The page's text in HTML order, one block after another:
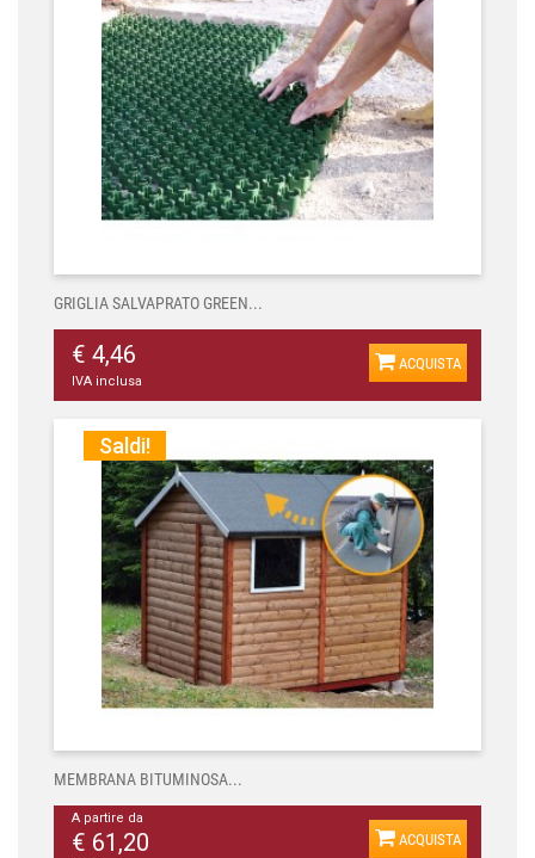
GRIGLIA SALVAPRATO GREEN...
€ 4,46
IVA inclusa
ACQUISTA
Saldi!
MEMBRANA BITUMINOSA...
A partire da
€ 61,20 ACQUISTA